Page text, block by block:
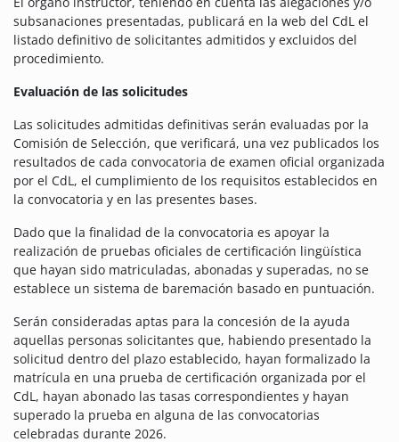
subsanaciones presentadas, publicará en la web del CdL el
listado definitivo de solicitantes admitidos y excluidos del
procedimiento.
Evaluación de las solicitudes
Las solicitudes admitidas definitivas serán evaluadas por la
Comisión de Selección, que verificará, una vez publicados los
resultados de cada convocatoria de examen oficial organizada
por el CdL, el cumplimiento de los requisitos establecidos en
la convocatoria y en las presentes bases.
Dado que la finalidad de la convocatoria es apoyar la
realización de pruebas oficiales de certificación lingüística
que hayan sido matriculadas, abonadas y superadas, no se
establece un sistema de baremación basado en puntuación.
Serán consideradas aptas para la concesión de la ayuda
aquellas personas solicitantes que, habiendo presentado la
solicitud dentro del plazo establecido, hayan formalizado la
matrícula en una prueba de certificación organizada por el
CdL, hayan abonado las tasas correspondientes y hayan
superado la prueba en alguna de las convocatorias
celebradas durante 2026.